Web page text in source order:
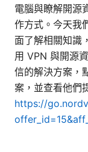
電腦與瞭解開源
作方式。今天我
面了解相關知識
用 VPN 與開源
信的解決方案，
案，並查看他們
https://